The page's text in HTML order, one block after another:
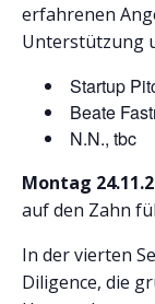
erfahrenen
Unterstützung
Startup
Beate
N.N., tbc
Montag
auf den Zahn
In der vierten
Diligence, die